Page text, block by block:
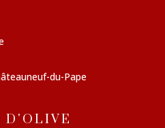
du-Pape
D'OLIVE